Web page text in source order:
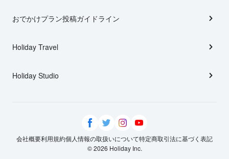
おでかけプラン投稿ガイドライン
Holiday Travel
Holiday Studio
会社概要利用規約個人情報の取扱いについて特定商取引法に基づく表記
© 2026 Holiday Inc.